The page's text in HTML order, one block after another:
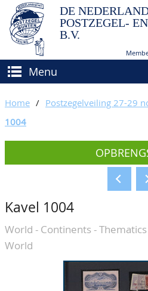
DE
POSTZEGEL-
B.V.
Menu
(VER)KOPEN
Hoe verkopen?
Hoe kopen?
BIEDEN
TAXATIES
CATALOGI/OPBRENGSTEN
KEURINGSDIENST
Home / Postzegelveiling 27-29
1004
Kavel 1004
World - Continents -
World